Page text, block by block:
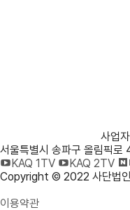
사업
서울특별시 송파구 올림픽
KAQ 1TV
KAQ 2TV
Copyright © 2022 사단법
이용약관